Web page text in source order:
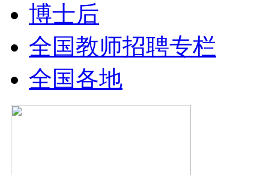
博士后
全国教师招聘专栏
全国各地